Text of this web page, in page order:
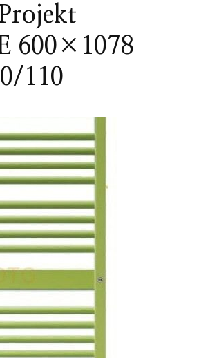
600×1078
110